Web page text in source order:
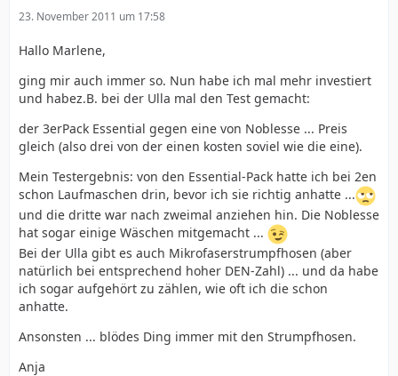
23. November 2011 um 17:58
Hallo Marlene,
ging mir auch immer so. Nun habe ich mal mehr investiert
und habez.B. bei der Ulla mal den Test gemacht:
der 3erPack Essential gegen eine von Noblesse ... Preis
gleich (also drei von der einen kosten soviel wie die eine).
Mein Testergebnis: von den Essential-Pack hatte ich bei 2en
schon Laufmaschen drin, bevor ich sie richtig anhatte ...
und die dritte war nach zweimal anziehen hin. Die Noblesse
hat sogar einige Wäschen mitgemacht ...
Bei der Ulla gibt es auch Mikrofaserstrumpfhosen (aber
natürlich bei entsprechend hoher DEN-Zahl) ... und da habe
ich sogar aufgehört zu zählen, wie oft ich die schon
anhatte.
Ansonsten ... blödes Ding immer mit den Strumpfhosen.
Anja